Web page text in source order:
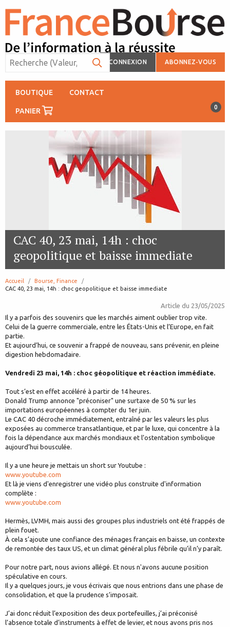
CONNEXION ABONNEZ-VOUS
BOUTIQUE CONTACT
PANIER 0
CAC 40, 23 mai, 14h : choc
geopolitique et baisse immediate
Accueil
Bourse, Finance
page:
CAC 40, 23 mai, 14h : choc geopolitique et baisse immediate
Article du 23/05/2025
Il y a parfois des souvenirs que les marchés aiment oublier trop vite.
Celui de la guerre commerciale, entre les États-Unis et l’Europe, en fait
partie.
Et aujourd’hui, ce souvenir a frappé de nouveau, sans prévenir, en pleine
digestion hebdomadaire.
Vendredi 23 mai, 14h : choc géopolitique et réaction immédiate.
Tout s’est en effet accéléré à partir de 14 heures.
Donald Trump annonce "préconiser" une surtaxe de 50 % sur les
importations européennes à compter du 1er juin.
Le CAC 40 décroche immédiatement, entraîné par les valeurs les plus
exposées au commerce transatlantique, et par le luxe, qui concentre à la
fois la dépendance aux marchés mondiaux et l’ostentation symbolique
aujourd’hui bousculée.
Il y a une heure je mettais un short sur Youtube :
www.youtube.com
Et là je viens d'enregistrer une vidéo plus construite d'information
complète :
www.youtube.com
Hermès, LVMH, mais aussi des groupes plus industriels ont été frappés de
plein fouet.
À cela s’ajoute une confiance des ménages français en baisse, un contexte
de remontée des taux US, et un climat général plus fébrile qu’il n’y paraît.
Pour notre part, nous avions allégé. Et nous n'avons aucune position
spéculative en cours.
Il y a quelques jours, je vous écrivais que nous entrions dans une phase de
consolidation, et que la prudence s’imposait.
J’ai donc réduit l’exposition des deux portefeuilles, j’ai préconisé
l’absence totale d’instruments à effet de levier, et nous avons pris nos